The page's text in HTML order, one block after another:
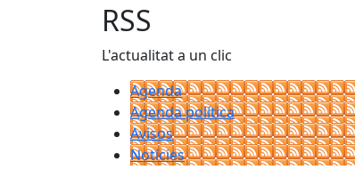
RSS
L'actualitat a un clic
Agenda
Agenda política
Avisos
Notícies